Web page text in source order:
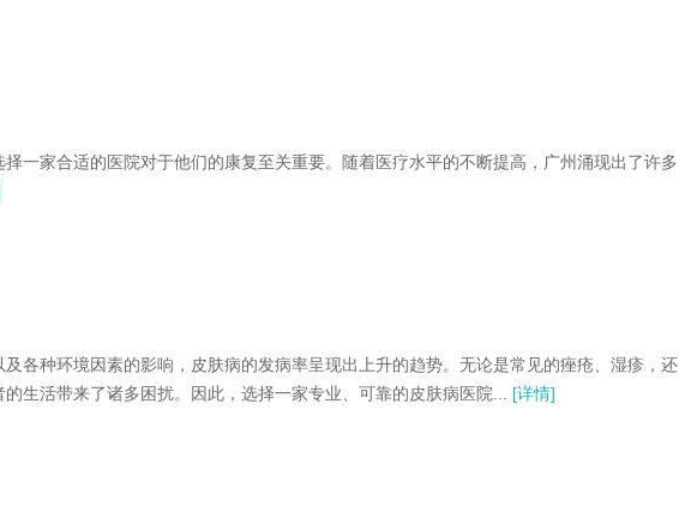
家合适的医院对于他们的康复至关重要。随着医疗水平的不断提高，广州涌现出了许多
种环境因素的影响，皮肤病的发病率呈现出上升的趋势。无论是常见的痤疮、湿疹，还
生活带来了诸多困扰。因此，选择一家专业、可靠的皮肤病医院... [详情]